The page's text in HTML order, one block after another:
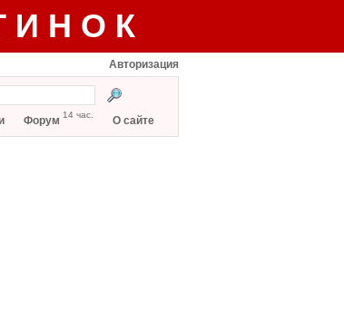
Авторизация
Форум 14 час. О сайте